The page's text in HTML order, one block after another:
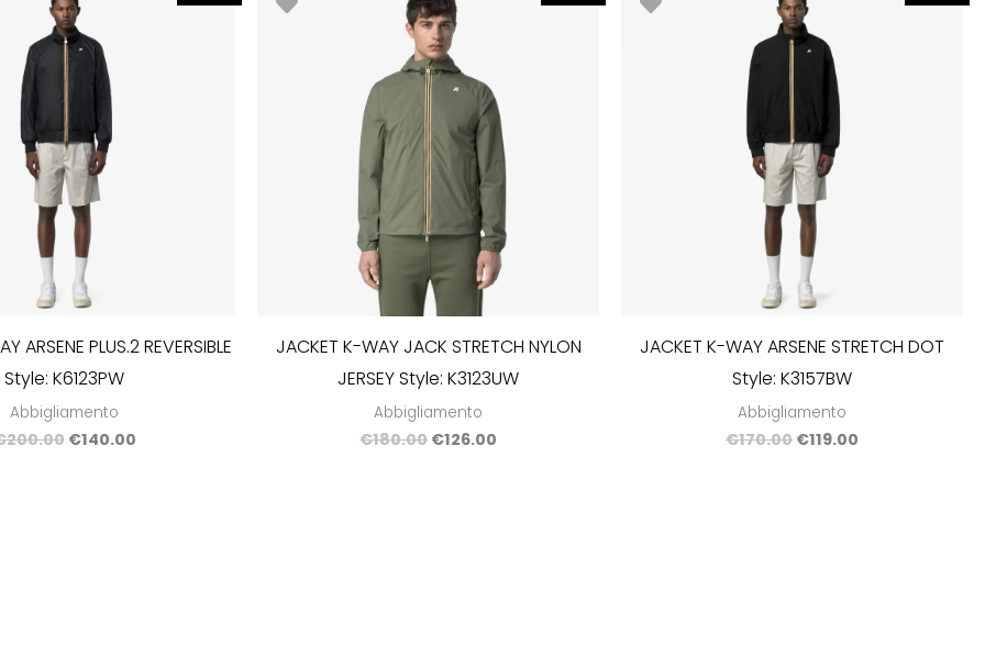
ARSENE PLUS.2 REVERSIBLE
Style: K6123PW
Abbigliamento
200.00
originale
era:
€200.00.
€140.00
JACKET K-WAY JACK STRETCH NYLON
JERSEY Style: K3123UW
Abbigliamento
€180.00
originale
era:
€180.00.
€126.00
JACKET K-WAY ARSENE STRETCH DOT
Style: K3157BW
Abbigliamento
€170.00
originale
era:
€170.00.
€119.00